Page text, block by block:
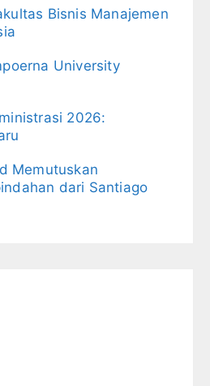
Bisnis Manajemen
University
2026:
Memutuskan
dari Santiago